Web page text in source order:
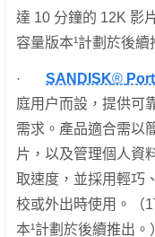
達 10 分鐘的 12K 影
容量版本¹計劃於後續
· SANDISK®
庭用户而設，提供可
需求。產品適合需以
片，以及管理個人資
取速度，並採用輕巧
校或外出時使用。（
本¹計劃於後續推出。